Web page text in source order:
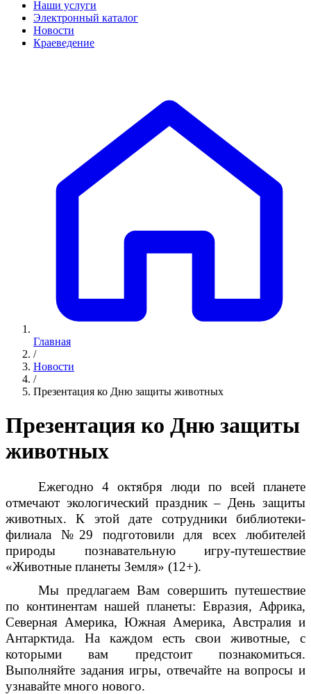
Наши услуги
Электронный каталог
Новости
Краеведение
Главная
/
Новости
/
Презентация ко Дню защиты животных
Презентация ко Дню защиты
животных
Ежегодно 4 октября люди по всей планете
отмечают экологический праздник – День защиты
животных. К этой дате сотрудники библиотеки-
филиала №29 подготовили для всех любителей
природы познавательную игру-путешествие
«Животные планеты Земля» (12+).
Мы предлагаем Вам совершить путешествие
по континентам нашей планеты: Евразия, Африка,
Северная Америка, Южная Америка, Австралия и
Антарктида. На каждом есть свои животные, с
которыми вам предстоит познакомиться.
Выполняйте задания игры, отвечайте на вопросы и
узнавайте много нового.